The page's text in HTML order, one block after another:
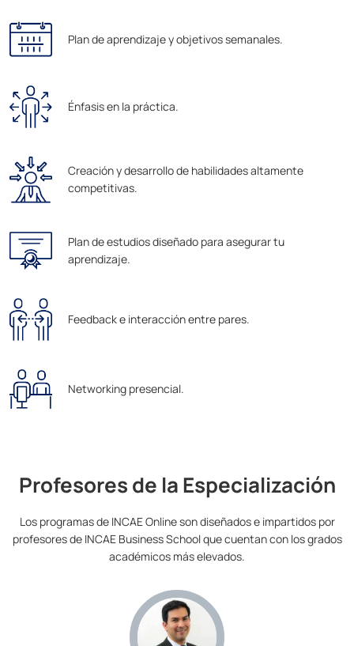
Plan de aprendizaje y objetivos semanales.
Énfasis en la práctica.
Creación y desarrollo de habilidades altamente
competitivas.
Plan de estudios diseñado para asegurar tu
aprendizaje.
Feedback e interacción entre pares.
Networking presencial.
Profesores de la Especialización
Los programas de INCAE Online son diseñados e impartidos por
profesores de INCAE Business School que cuentan con los grados
académicos más elevados.